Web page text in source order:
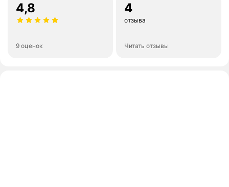
4,8
9 оценок
4
отзыва
Читать отзывы